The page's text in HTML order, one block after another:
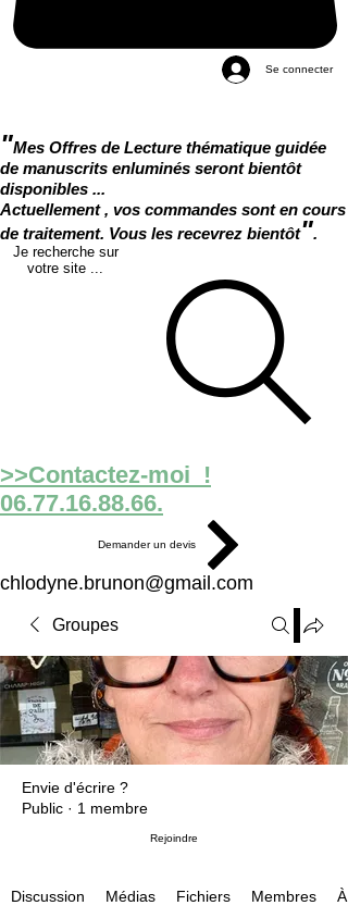
Se connecter
"Mes Offres de Lecture thématique guidée
de manuscrits enluminés seront bientôt
disponibles ...
Actuellement , vos commandes sont en cours
de traitement. Vous les recevrez bientôt".
Je recherche sur
votre site ...
>>Contactez-moi !
06.77.16.88.66.
Demander un devis
chlodyne.brunon@gmail.com
Groupes
Envie d'écrire ?
Public · 1 membre
Rejoindre
Discussion Médias Fichiers Membres